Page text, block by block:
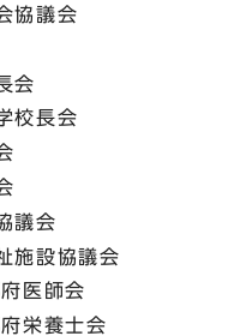
協議会
会
校長会
議会
施設協議会
医師会
栄養士会